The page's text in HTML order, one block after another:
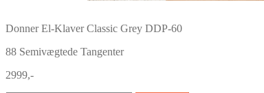
Donner El-Klaver Classic Grey DDP-60
88 Semivægtede Tangenter
2999,-